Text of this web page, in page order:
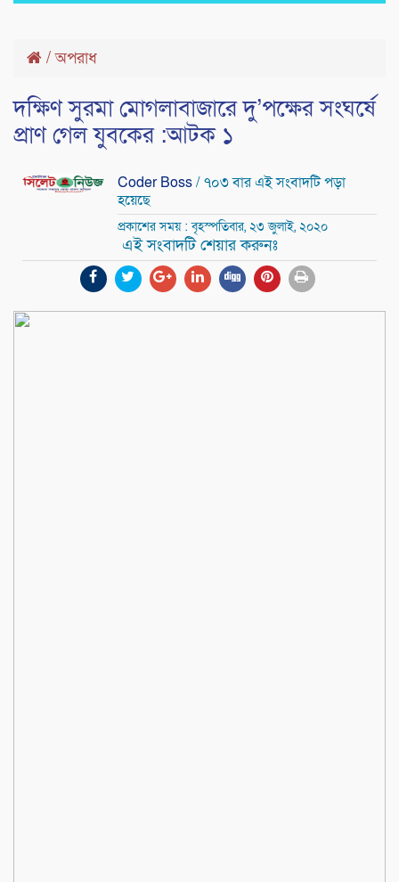
/অপরাধ
দক্ষিণ সুরমা মোগলাবাজারে দু’পক্ষের সংঘর্ষে
প্রাণ গেল যুবকের :আটক ১
Coder Boss/ ৭০৩ বার এই সংবাদটি পড়া
হয়েছে
প্রকাশের সময় : বৃহস্পতিবার, ২৩ জুলাই, ২০২০
এই সংবাদটি শেয়ার করুনঃ